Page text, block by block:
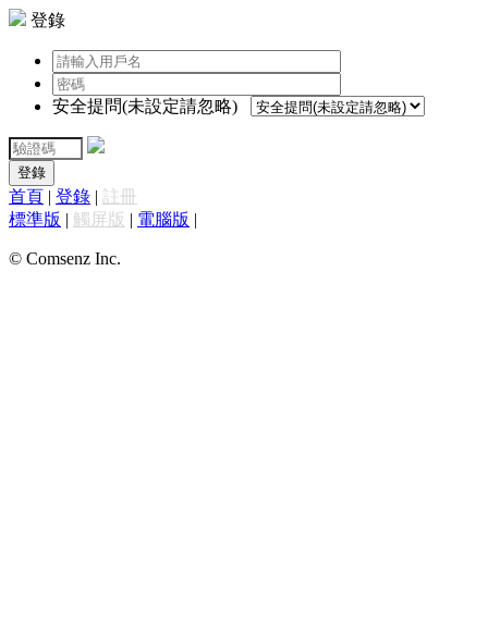
登錄
安全提問(未設定請忽略)
登錄
首頁 | 登錄 | 註冊
標準版 | 觸屏版 | 電腦版 |
© Comsenz Inc.